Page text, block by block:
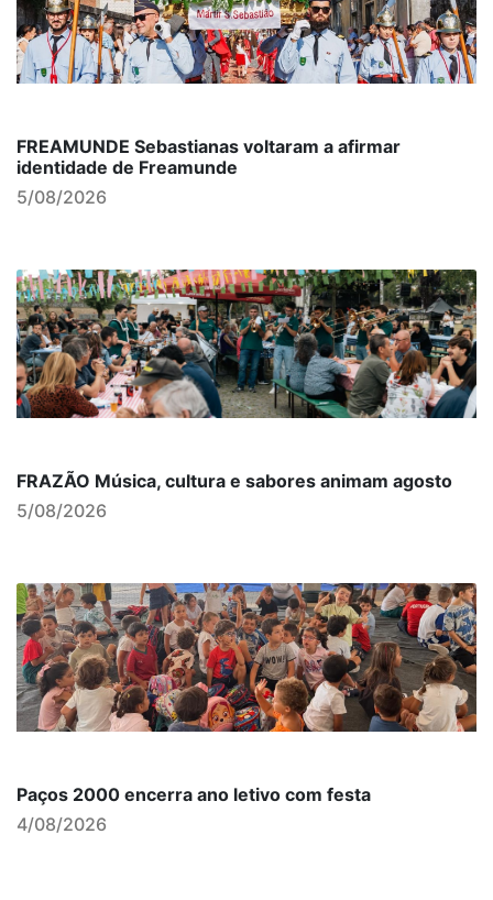
FREAMUNDE Sebastianas voltaram a afirmar
identidade de Freamunde
5/08/2026
FRAZÃO Música, cultura e sabores animam agosto
5/08/2026
Paços 2000 encerra ano letivo com festa
4/08/2026